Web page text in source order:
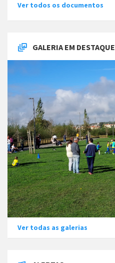
Ver todos os documentos
GALERIA EM DESTAQUE
Ver todas as galerias